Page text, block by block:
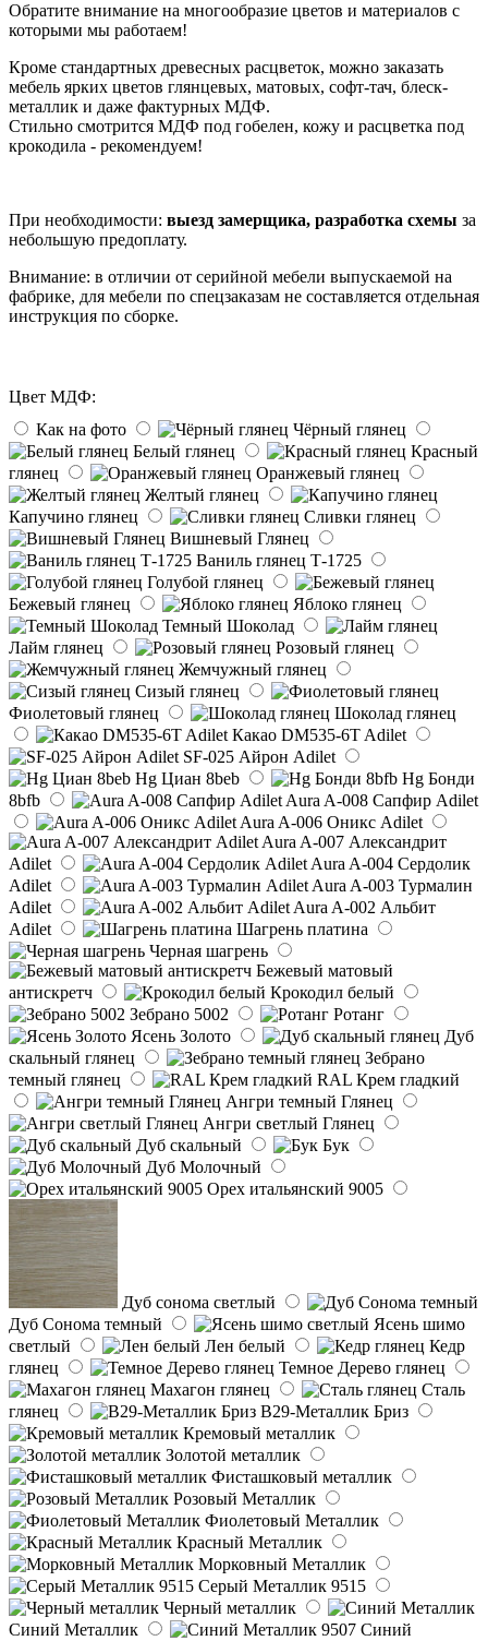
Обратите внимание на многообразие цветов и материалов с
которыми мы работаем!
Кроме стандартных древесных расцветок, можно заказать
мебель ярких цветов глянцевых, матовых, софт-тач, блеск-
металлик и даже фактурных МДФ.
Стильно смотрится МДФ под гобелен, кожу и расцветка под
крокодила - рекомендуем!
При необходимости: выезд замерщика, разработка схемы за
небольшую предоплату.
Внимание: в отличии от серийной мебели выпускаемой на
фабрике, для мебели по спецзаказам не составляется отдельная
инструкция по сборке.
Цвет МДФ:
Как на фото
Чёрный глянец
Белый глянец
Красный
глянец
Оранжевый глянец
Желтый глянец
Капучино глянец
Сливки глянец
Вишневый Глянец
Ваниль глянец Т-1725
Голубой глянец
Бежевый глянец
Яблоко глянец
Темный Шоколад
Лайм глянец
Розовый глянец
Жемчужный глянец
Сизый глянец
Фиолетовый глянец
Шоколад глянец
Какао DM535-6T Adilet
SF-025 Айрон Adilet
Hg Циан 8beb
Hg Бонди
8bfb
Aura A-008 Сапфир Adilet
Aura A-006 Оникс Adilet
Aura A-007 Александрит
Adilet
Aura A-004 Сердолик
Adilet
Aura A-003 Турмалин
Adilet
Aura A-002 Альбит
Adilet
Шагрень платина
Черная шагрень
Бежевый матовый
антискретч
Крокодил белый
Зебрано 5002
Ротанг
Ясень Золото
Дуб
скальный глянец
Зебрано
темный глянец
RAL Крем гладкий
Ангри темный Глянец
Ангри светлый Глянец
Дуб скальный
Бук
Дуб Молочный
Орех итальянский 9005
Дуб сонома светлый
Дуб Сонома темный
Ясень шимо
светлый
Лен белый
Кедр
глянец
Темное Дерево глянец
Махагон глянец
Сталь
глянец
B29-Металлик Бриз
Кремовый металлик
Золотой металлик
Фисташковый металлик
Розовый Металлик
Фиолетовый Металлик
Красный Металлик
Морковный Металлик
Серый Металлик 9515
Черный металлик
Синий Металлик
Синий